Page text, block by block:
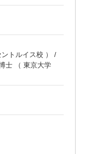
トルイス校 ） /
士 （ 東京大学